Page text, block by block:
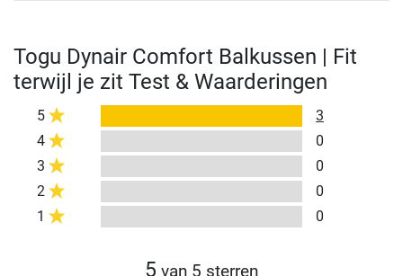
Togu Dynair Comfort Balkussen | Fit
terwijl je zit Test & Waarderingen
5
3
4
0
3
0
2
0
1
0
5 van 5 sterren